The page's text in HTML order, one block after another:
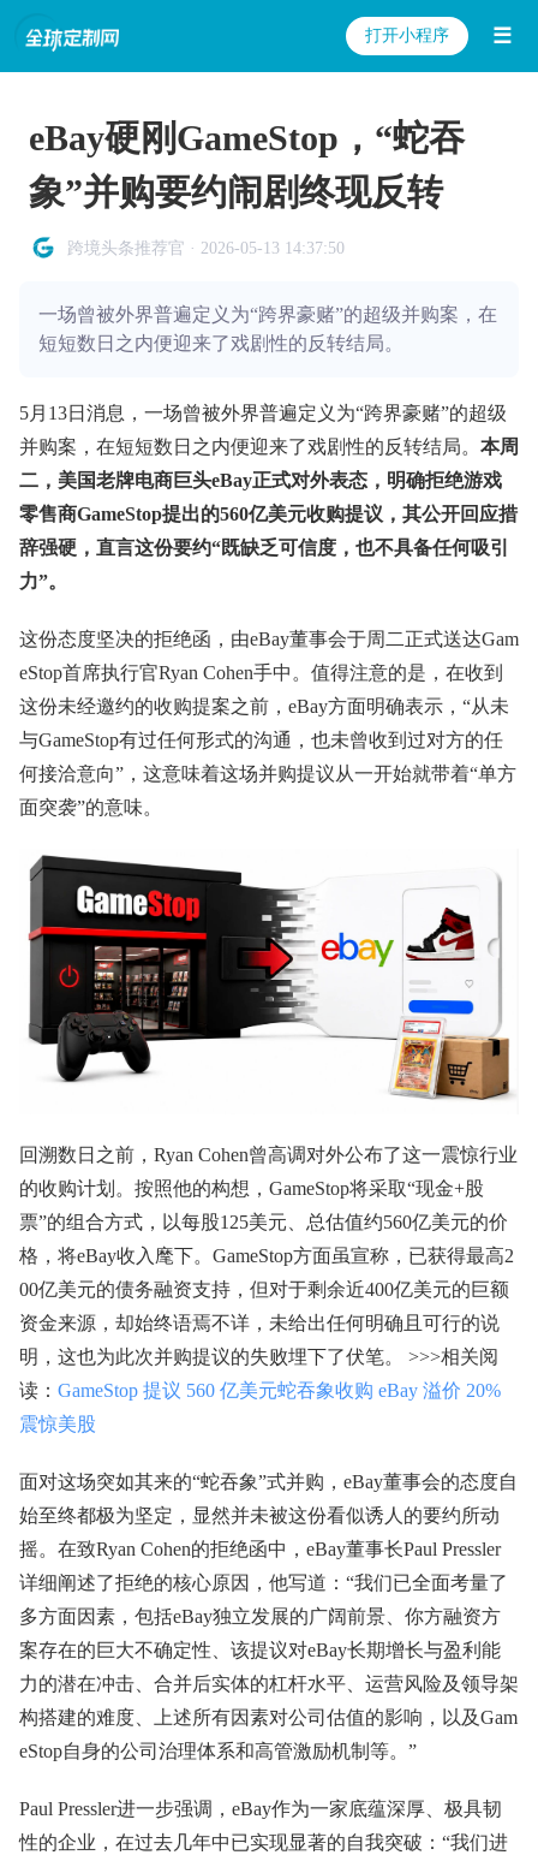
打开小程序 ☰
eBay硬刚GameStop，“蛇吞
象”并购要约闹剧终现反转
跨境头条推荐官 · 2026-05-13 14:37:50
一场曾被外界普遍定义为“跨界豪赌”的超级并购案，在
短短数日之内便迎来了戏剧性的反转结局。
5月13日消息，一场曾被外界普遍定义为“跨界豪赌”的超级
并购案，在短短数日之内便迎来了戏剧性的反转结局。 本周
二，美国老牌电商巨头eBay正式对外表态，明确拒绝游戏
零售商GameStop提出的560亿美元收购提议，其公开回应措
辞强硬，直言这份要约“既缺乏可信度，也不具备任何吸引
力”。
这份态度坚决的拒绝函，由eBay董事会于周二正式送达Gam
eStop首席执行官Ryan Cohen手中。值得注意的是，在收到
这份未经邀约的收购提案之前，eBay方面明确表示，“从未
与GameStop有过任何形式的沟通，也未曾收到过对方的任
何接洽意向”，这意味着这场并购提议从一开始就带着“单方
面突袭”的意味。
回溯数日之前，Ryan Cohen曾高调对外公布了这一震惊行业
的收购计划。按照他的构想，GameStop将采取“现金+股
票”的组合方式，以每股125美元、总估值约560亿美元的价
格，将eBay收入麾下。GameStop方面虽宣称，已获得最高2
00亿美元的债务融资支持，但对于剩余近400亿美元的巨额
资金来源，却始终语焉不详，未给出任何明确且可行的说
明，这也为此次并购提议的失败埋下了伏笔。 >>>相关阅
读： GameStop 提议 560 亿美元蛇吞象收购 eBay 溢价 20%
震惊美股
面对这场突如其来的“蛇吞象”式并购，eBay董事会的态度自
始至终都极为坚定，显然并未被这份看似诱人的要约所动
摇。在致Ryan Cohen的拒绝函中，eBay董事长Paul Pressler
详细阐述了拒绝的核心原因，他写道：“我们已全面考量了
多方面因素，包括eBay独立发展的广阔前景、你方融资方
案存在的巨大不确定性、该提议对eBay长期增长与盈利能
力的潜在冲击、合并后实体的杠杆水平、运营风险及领导架
构搭建的难度、上述所有因素对公司估值的影响，以及Gam
eStop自身的公司治理体系和高管激励机制等。”
Paul Pressler进一步强调，eBay作为一家底蕴深厚、极具韧
性的企业，在过去几年中已实现显著的自我突破：“我们进